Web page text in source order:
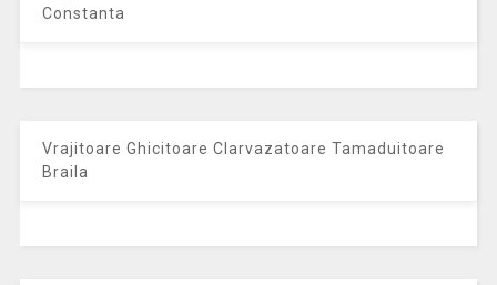
Constanta
Vrajitoare Ghicitoare Clarvazatoare Tamaduitoare
Braila